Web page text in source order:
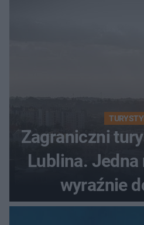
Zagraniczni
Lublina.
wyraźnie